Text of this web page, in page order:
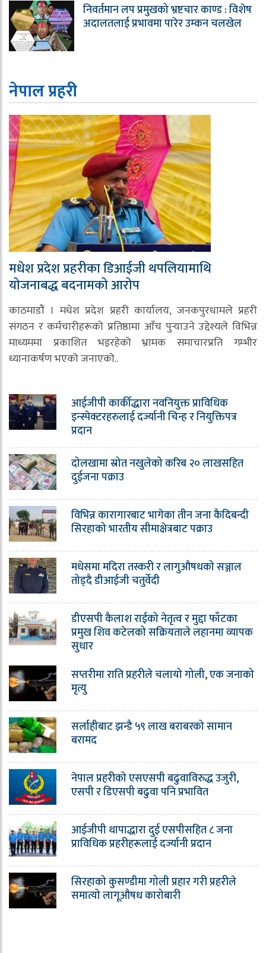
निवर्तमान लप प्रमुखको भ्रष्टचार काण्ड : विशेष
अदालतलाई प्रभावमा पारेर उम्कन चलखेल
नेपाल प्रहरी
मधेश प्रदेश प्रहरीका डिआईजी थपलियामाथि
योजनाबद्ध बदनामको आरोप
काठमाडौं । मधेश प्रदेश प्रहरी कार्यालय, जनकपुरधामले प्रहरी
संगठन र कर्मचारीहरूको प्रतिष्ठामा आँच पुर्‍याउने उद्देश्यले विभिन्न
माध्यममा प्रकाशित भइरहेको भ्रामक समाचारप्रति गम्भीर
ध्यानाकर्षण भएको जनाएको..
आईजीपी कार्कीद्धारा नवनियुक्त प्राविधिक
इन्स्पेक्टरहरुलाई दर्ज्यानी चिन्ह र नियुक्तिपत्र
प्रदान
दोलखामा स्रोत नखुलेको करिब २० लाखसहित
दुईजना पक्राउ
विभिन्न कारागारबाट भागेका तीन जना कैदिबन्दी
सिरहाको भारतीय सीमाक्षेत्रबाट पक्राउ
मधेसमा मदिरा तस्करी र लागुऔषधको सञ्जाल
तोड्दै डीआईजी चतुर्वेदी
डीएसपी कैलाश राईको नेतृत्व र मुद्दा फाँटका
प्रमुख शिव कटेलको सक्रियताले लहानमा व्यापक
सुधार
सप्तरीमा राति प्रहरीले चलायो गोली, एक जनाको
मृत्यु
सर्लाहीबाट झन्डै ५९ लाख बराबरको सामान
बरामद
नेपाल प्रहरीको एसएसपी बढुवाविरुद्ध उजुरी,
एसपी र डिएसपी बढुवा पनि प्रभावित
आईजीपी थापाद्धारा दुई एसपीसहित ८ जना
प्राविधिक प्रहरीहरूलाई दर्ज्यानी प्रदान
सिरहाको कुसण्डीमा गोली प्रहार गरी प्रहरीले
समात्यो लागूऔषध कारोबारी